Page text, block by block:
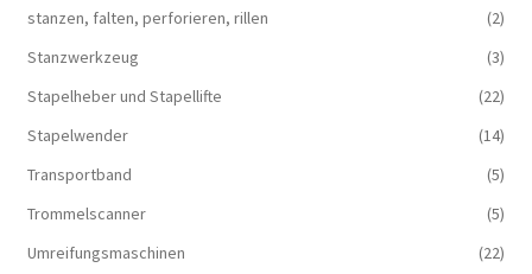
stanzen, falten, perforieren, rillen
(2)
Stanzwerkzeug
(3)
Stapelheber und Stapellifte
(22)
Stapelwender
(14)
Transportband
(5)
Trommelscanner
(5)
Umreifungsmaschinen
(22)